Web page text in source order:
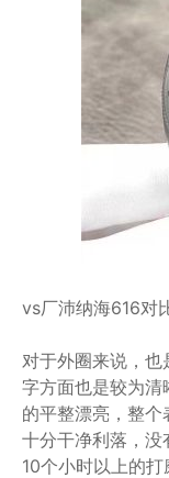
vs厂沛纳海616对
对于外圈来说，也
字方面也是较为清
的平整漂亮，整
十分干净利落，
10个小时以上的